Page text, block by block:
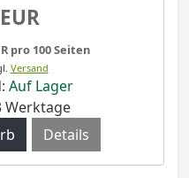
pro 100 Seiten
Versand
Auf Lager
Werktage
Details